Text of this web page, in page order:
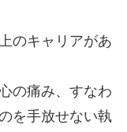
のキャリアがあ
の痛み、すなわ
を手放せない執